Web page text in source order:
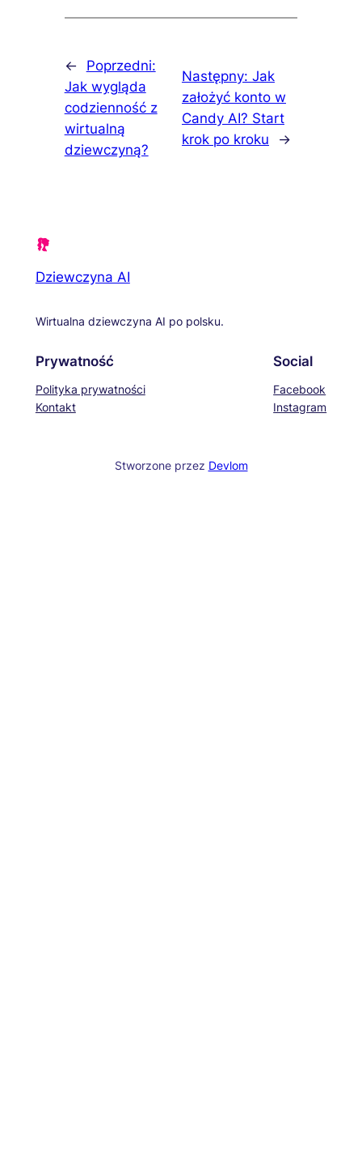
←
Poprzedni:
Jak wygląda
codzienność z
wirtualną
dziewczyną?
Następny: Jak
założyć konto w
Candy AI? Start
krok po kroku
→
Dziewczyna AI
Wirtualna dziewczyna AI po polsku.
Prywatność
Polityka prywatności
Kontakt
Social
Facebook
Instagram
Stworzone przez Devlom